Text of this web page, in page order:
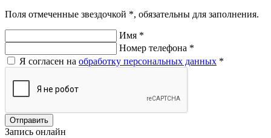
Поля отмеченные звездочкой *, обязательны для заполнения.
Имя *
Номер телефона *
Я согласен на обработку персональных данных *
Отправить
Запись онлайн